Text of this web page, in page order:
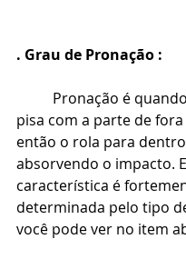
. Grau de Pronação :
Pronação é
pisa com a parte de
então o rola para dentro
absorvendo o impacto.
característica é
determinada pelo tipo
você pode ver no item